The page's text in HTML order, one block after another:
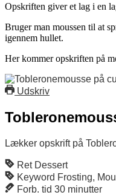
Opskriften giver et lag i en
Bruger man moussen til at
igennem hullet.
Her kommer opskriften på
Udskriv
Lækker opskrift på
Ret Dessert
Keyword Frosting,
Forb. tid 30 minutter